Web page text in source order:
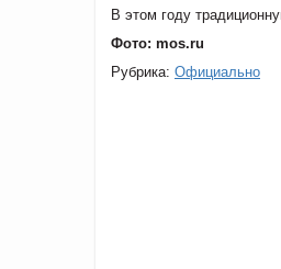
В этом году
Фото: mos.ru
Рубрика: Официально